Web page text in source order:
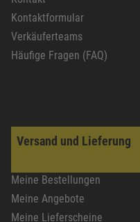
Kontaktformular
Verkäuferteams
Häufige Fragen (FAQ)
Versand und Lieferung
Meine Bestellungen
Meine Angebote
Meine Lieferscheine